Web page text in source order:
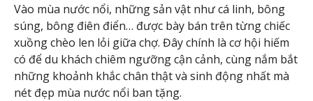
Vào mùa nước nổi, những sản vật như cá linh, bông
súng, bông điên điển… được bày bán trên từng chiếc
xuồng chèo len lỏi giữa chợ. Đây chính là cơ hội hiếm
có để du khách chiêm ngưỡng cận cảnh, cùng nắm bắt
những khoảnh khắc chân thật và sinh động nhất mà
nét đẹp mùa nước nổi ban tặng.